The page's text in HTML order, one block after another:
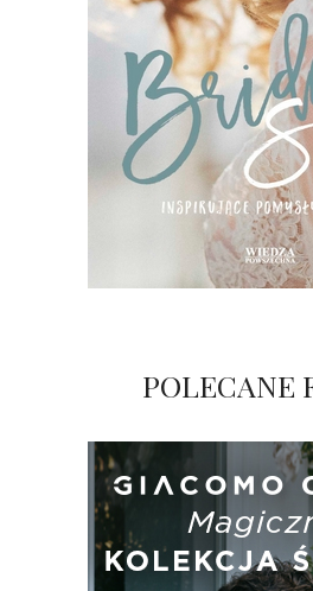
POLECANE